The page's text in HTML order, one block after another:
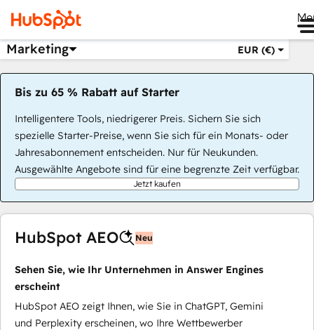
Marketing EUR (€)
Bis zu 65 % Rabatt auf Starter
Intelligentere Tools, niedrigerer Preis. Sichern Sie sich
spezielle Starter-Preise, wenn Sie sich für ein Monats- oder
Jahresabonnement entscheiden. Nur für Neukunden.
Ausgewählte Angebote sind für eine begrenzte Zeit verfügbar.
Jetzt kaufen
HubSpot AEO Neu
Sehen Sie, wie Ihr Unternehmen in Answer Engines
erscheint
HubSpot AEO zeigt Ihnen, wie Sie in ChatGPT, Gemini
und Perplexity erscheinen, wo Ihre Wettbewerber